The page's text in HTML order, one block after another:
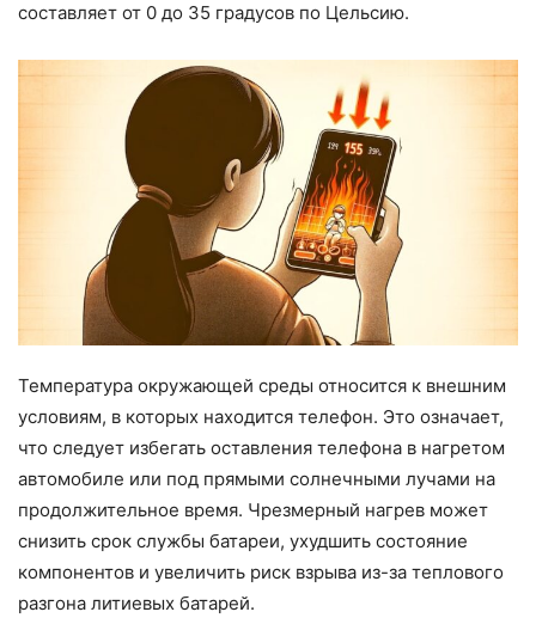
составляет от 0 до 35 градусов по Цельсию.
Температура окружающей среды относится к внешним
условиям, в которых находится телефон. Это означает,
что следует избегать оставления телефона в нагретом
автомобиле или под прямыми солнечными лучами на
продолжительное время. Чрезмерный нагрев может
снизить срок службы батареи, ухудшить состояние
компонентов и увеличить риск взрыва из-за теплового
разгона литиевых батарей.